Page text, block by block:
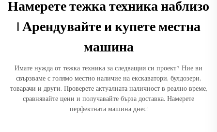
Намерете тежка техника наблизо
| Арендувайте и купете местна
машина
Имате нужда от тежка техника за следващия си проект? Ние ви
свързваме с голямо местно наличие на екскаватори, булдозери,
товарачи и други. Проверете актуалната наличност в реално време,
сравнявайте цени и получавайте бърза доставка. Намерете
перфектната машина днес!